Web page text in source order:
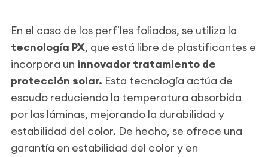
En el caso de los perfiles foliados, se utiliza la
tecnología PX, que está libre de plastificantes e
incorpora un innovador tratamiento de
protección solar. Esta tecnología actúa de
escudo reduciendo la temperatura absorbida
por las láminas, mejorando la durabilidad y
estabilidad del color. De hecho, se ofrece una
garantía en estabilidad del color y en